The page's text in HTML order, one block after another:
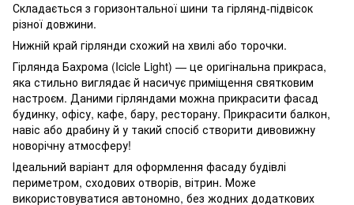
Складається з горизонтальної шини та гірлянд-підвісок
різної довжини.
Нижній край гірлянди схожий на хвилі або торочки.
Гірлянда Бахрома (Icicle Light) — це оригінальна прикраса,
яка стильно виглядає й насичує приміщення святковим
настроєм. Даними гірляндами можна прикрасити фасад
будинку, офісу, кафе, бару, ресторану. Прикрасити балкон,
навіс або драбину й у такий спосіб створити дивовижну
новорічну атмосферу!
Ідеальний варіант для оформлення фасаду будівлі
периметром, сходових отворів, вітрин. Може
використовуватися автономно, без жодних додаткових